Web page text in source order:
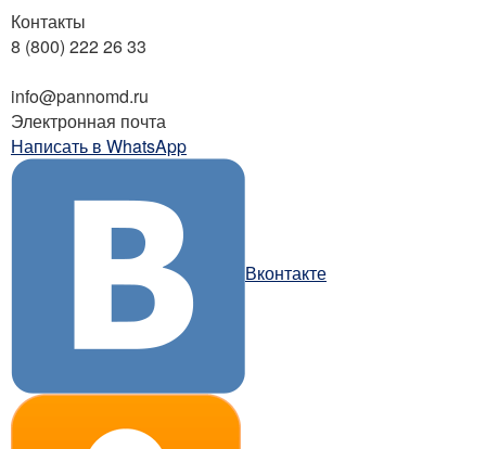
Контакты
8 (800) 222 26 33
info@pannomd.ru
Электронная почта
Написать в WhatsApp
Вконтакте